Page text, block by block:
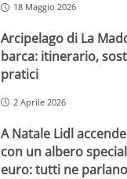
18 Maggio 2026
Arcipelago di La
barca: itinerario,
pratici
2 Aprile 2026
A Natale Lidl
con un albero
euro: tutti ne parlano